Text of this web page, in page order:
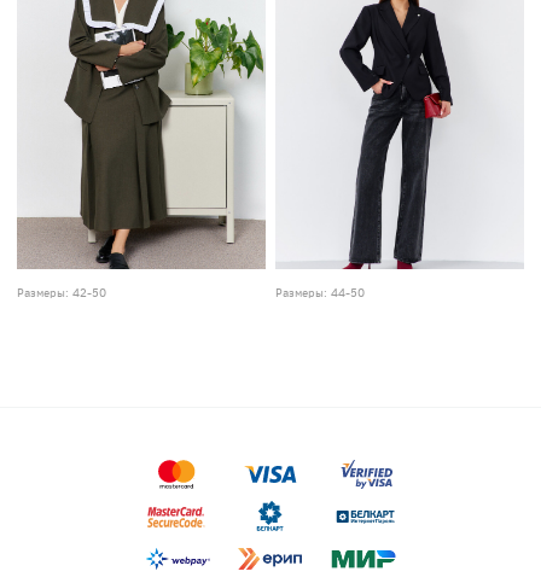
Размеры: 42-50 Размеры:44-50